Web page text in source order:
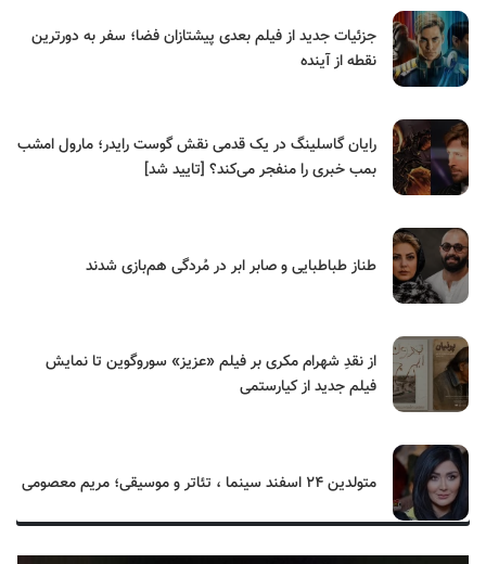
جزئیات جدید از فیلم بعدی پیشتازان فضا؛ سفر به دورترین
نقطه از آینده
رایان گاسلینگ در یک قدمی نقش گوست رایدر؛ مارول امشب
بمب خبری را منفجر می‌کند؟ [تایید شد]
طناز طباطبایی و صابر ابر در مُردگی هم‌بازی شدند
از نقدِ شهرام مکری بر فیلم «عزیز» سوروگوین تا نمایش
فیلم جدید از کیارستمی
متولدین ۲۴ اسفند سینما ، تئاتر و موسیقی؛ مریم معصومی